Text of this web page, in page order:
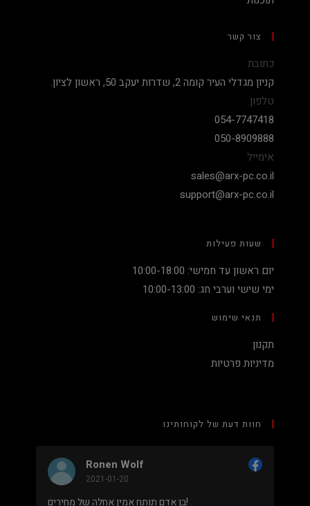
צור קשר
כתובת
קניון מגדלי העיר קומה 2, שדרות יעקב 50, ראשון לציון.
טלפון
054-7747418
050-8909888
אימייל
sales@arx-pc.co.il
support@arx-pc.co.il
שעות פעילות
יום ראשון עד חמישי: 10:00-18:00
ימי שישי וערבי חג: 10:00-13:00
תנאי שימוש
תקנון
מדיניות פרטיות
חוות דעת של לקוחותינו
Ronen Wolf
2021-01-20
בן אדם תותח אמין אחלה של מחירים!